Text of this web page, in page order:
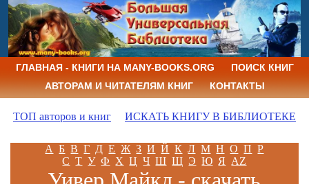
ГЛАВНАЯ - КНИГИ НА MANY-BOOKS.ORG
ПОИСК КНИГ
АВТОРАМ И ЧИТАТЕЛЯМ КНИГ
КОНТАКТЫ
ТОП авторов и книг ИСКАТЬ КНИГУ В БИБЛИОТЕКЕ
А Б В Г Д Е Ж З И Й К Л М Н О П Р
С Т У Ф Х Ц Ч Ш Щ Э Ю Я AZ